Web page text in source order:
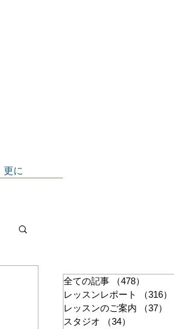
更に
全ての記事 （478）
レッスンレポート
（316）
レッスンのご案内
（37）
スタジオ
（34）